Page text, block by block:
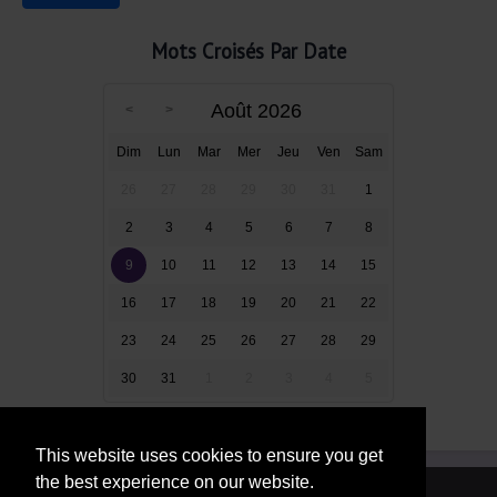
This website uses cookies to ensure you get
the best experience on our website.
Mots Croisés Par Date
Août 2026
Dim Lun Mar Mer Jeu Ven Sam
1
2 3 4 5 6 7 8
9 10 11 12 13 14 15
16 17 18 19 20 21 22
23 24 25 26 27 28 29
30 31